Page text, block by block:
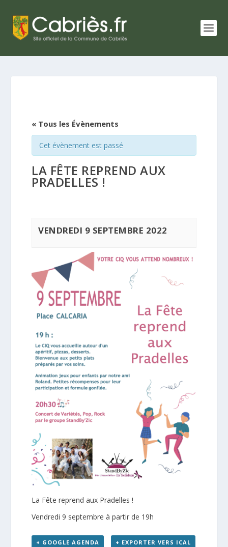
« Tous les Évènements
Cet évènement est passé
LA FÊTE REPREND AUX
PRADELLES !
VENDREDI 9 SEPTEMBRE 2022
La Fête reprend aux Pradelles !
Vendredi 9 septembre à partir de 19h
+ GOOGLE AGENDA + EXPORTER VERS ICAL